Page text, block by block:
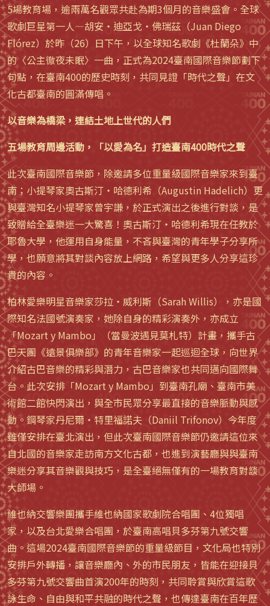
5場教育場，逾兩萬名觀眾共赴為期3個月的音樂盛會。全球
歌劇巨星第一人—胡安・迪亞戈・佛瑞茲（Juan Diego
Flórez）於昨（26）日下午，以全球知名歌劇《杜蘭朵》中
的〈公主徹夜未眠〉一曲，正式為2024臺南國際音樂節劃下
句點，在臺南400的歷史時刻，共同見證「時代之聲」在文
化古都臺南的圓滿傳唱。
以音樂為橋梁，連結土地上世代的人們
五場教育周邊活動，「以愛為名」打造臺南400時代之聲
此次臺南國際音樂節，除邀請多位重量級國際音樂家來到臺
南；小提琴家奧古斯汀・哈德利希（Augustin Hadelich）更
與臺灣知名小提琴家曾宇謙，於正式演出之後進行對談，是
致贈給全臺樂迷一大驚喜！奧古斯汀・哈德利希現在任教於
耶魯大學，他運用自身能量，不吝與臺灣的青年學子分享所
學，也願意將其對談內容放上網路，希望與更多人分享這珍
貴的內容。
柏林愛樂明星音樂家莎拉・威利斯（Sarah Willis），亦是國
際知名法國號演奏家，她除自身的精彩演奏外，亦成立
「Mozart y Mambo」（當曼波遇見莫札特）計畫，攜手古
巴天團《遠景俱樂部》的青年音樂家一起巡迴全球，向世界
介紹古巴音樂的精彩與潛力，古巴音樂家也共同邁向國際舞
台。此次安排「Mozart y Mambo」到臺南孔廟、臺南市美
術館二館快閃演出，與全市民眾分享最直接的音樂脈動與感
動。鋼琴家丹尼爾・特里福諾夫（Daniil Trifonov）今年度
雖僅安排在臺北演出，但此次臺南國際音樂節仍邀請這位來
自北國的音樂家走訪南方文化古都，也進到演藝廳與與臺南
樂迷分享其音樂觀與技巧，是全臺絕無僅有的一場教育對談
大師場。
維也納交響樂團攜手維也納國家歌劇院合唱團、4位獨唱
家，以及台北愛樂合唱團，於臺南高唱貝多芬第九號交響
曲。這場2024臺南國際音樂節的重量級節目，文化局也特別
安排戶外轉播，讓音樂廳內、外的市民朋友，皆能在迎接貝
多芬第九號交響曲首演200年的時刻，共同聆賞與欣賞這歌
詠生命、自由與和平共融的時代之聲，也傳達臺南在百年歷